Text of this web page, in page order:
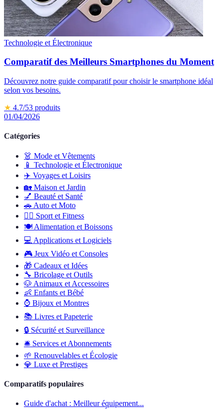
Technologie et Électronique
Comparatif des Meilleurs Smartphones du Moment
Découvrez notre guide comparatif pour choisir le smartphone idéal
selon vos besoins.
★ 4.7/53 produits
01/04/2026
Catégories
👗 Mode et Vêtements
📱 Technologie et Électronique
✈️ Voyages et Loisirs
🏡 Maison et Jardin
💅 Beauté et Santé
🚗 Auto et Moto
🏋️‍♂️ Sport et Fitness
🍽️ Alimentation et Boissons
💻 Applications et Logiciels
🎮 Jeux Vidéo et Consoles
🎁 Cadeaux et Idées
🔧 Bricolage et Outils
🐶 Animaux et Accessoires
👶 Enfants et Bébé
⌚ Bijoux et Montres
📚 Livres et Papeterie
🔒 Sécurité et Surveillance
🛎️ Services et Abonnements
🌱 Renouvelables et Écologie
💎 Luxe et Prestiges
Comparatifs populaires
Guide d'achat : Meilleur équipement...